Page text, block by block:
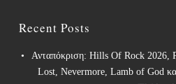
Recent Posts
Ανταπόκριση: Hills Of Rock 2026,
Lost, Nevermore, Lamb of God